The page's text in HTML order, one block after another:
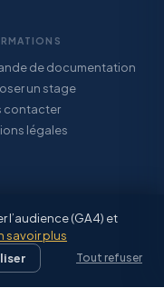
de documentation
un stage
contacter
légales
Qualiopi · CFA
2026–2027
l’audience (GA4) et
savoir plus
Tout refuser